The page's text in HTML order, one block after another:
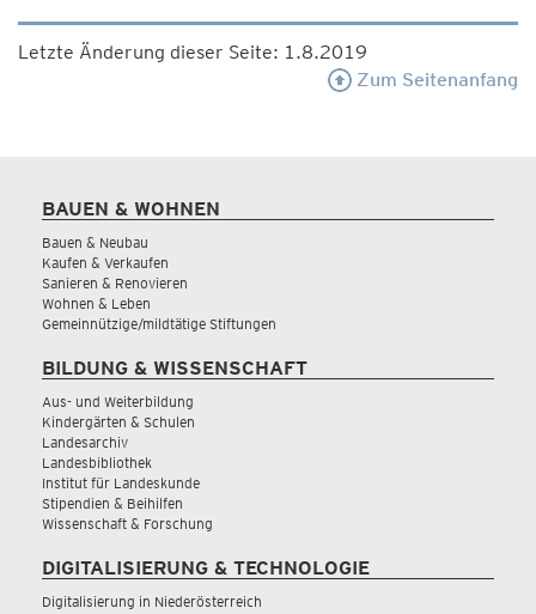
Letzte Änderung dieser Seite: 1.8.2019
Zum Seitenanfang
BAUEN & WOHNEN
Bauen & Neubau
Kaufen & Verkaufen
Sanieren & Renovieren
Wohnen & Leben
Gemeinnützige/mildtätige Stiftungen
BILDUNG & WISSENSCHAFT
Aus- und Weiterbildung
Kindergärten & Schulen
Landesarchiv
Landesbibliothek
Institut für Landeskunde
Stipendien & Beihilfen
Wissenschaft & Forschung
DIGITALISIERUNG & TECHNOLOGIE
Digitalisierung in Niederösterreich